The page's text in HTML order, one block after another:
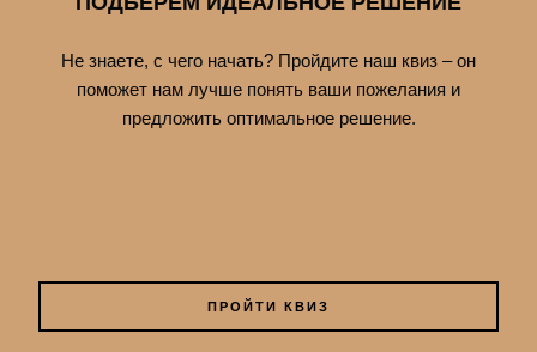
Не знаете, с чего начать? Пройдите наш квиз – он
поможет нам лучше понять ваши пожелания и
предложить оптимальное решение.
ПРОЙТИ КВИЗ